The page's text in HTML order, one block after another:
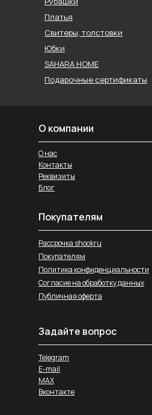
Юбки
SAHARA HOME
Платья
Свитеры, толстовки
Подарочные сертификаты
О компании
Реквизиты
Блог
О нас
Контакты
Покупателям
Рассрочка shookru
Покупателям
Политика конфиденциальности
Согласие на обработку данных
Публичная оферта
Задайте вопрос
Telegram
E-mail
MAX
Вконтакте